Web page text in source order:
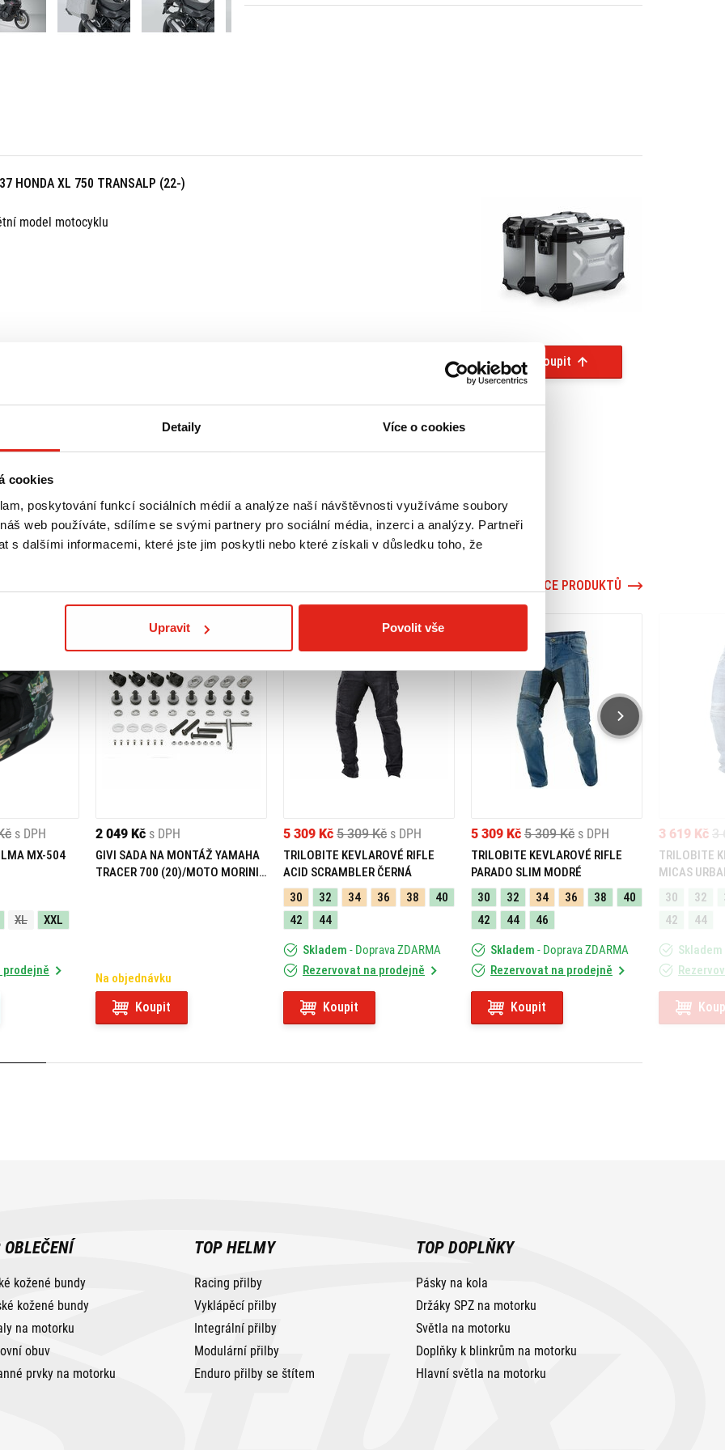
Detaily Více o cookies
cookies
poskytování funkcí sociálních médií a analýze naší návštěvnosti využíváme soubory
web používáte, sdílíme se svými partnery pro sociální média, inzerci a analýzy. Partneři
s dalšími informacemi, které jste jim poskytli nebo které získali v důsledku toho, že
Upravit Povolit vše
HONDA XL 750 TRANSALP (22-)
model motocyklu
vlhkosti a prachu.
reliéfnímu plechu.
Koupit
VÍCE PRODUKTŮ
s DPH
MX-504
XL XXL
prodejně
2 049 Kč s DPH
GIVI SADA NA MONTÁŽ YAMAHA
TRACER 700 (20)/MOTO MORINI
Na objednávku
Koupit
5 309 Kč
5 309 Kč s DPH
TRILOBITE KEVLAROVÉ RIFLE
ACID SCRAMBLER ČERNÁ
30
32 34 36 38
40
42
44
Skladem - Doprava ZDARMA
Rezervovat na prodejně
Koupit
5 309 Kč
5 309 Kč s DPH
TRILOBITE KEVLAROVÉ RIFLE
PARADO SLIM MODRÉ
30
32 34 36 38
40
42
44 46
Skladem - Doprava ZDARMA
Rezervovat na prodejně
Koupit
3
3 619 Kč
TRILOBITE
MICAS
30
32
42
44
Skladem
OBLEČENÍ
kožené bundy
kožené bundy
na motorku
obuv
prvky na motorku
TOP HELMY
Racing přilby
Vyklápěcí přilby
Integrální přilby
Modulární přilby
Enduro přilby se štítem
TOP DOPLŇKY
Pásky na kola
Držáky SPZ na motorku
Světla na motorku
Doplňky k blinkrům na motorku
Hlavní světla na motorku